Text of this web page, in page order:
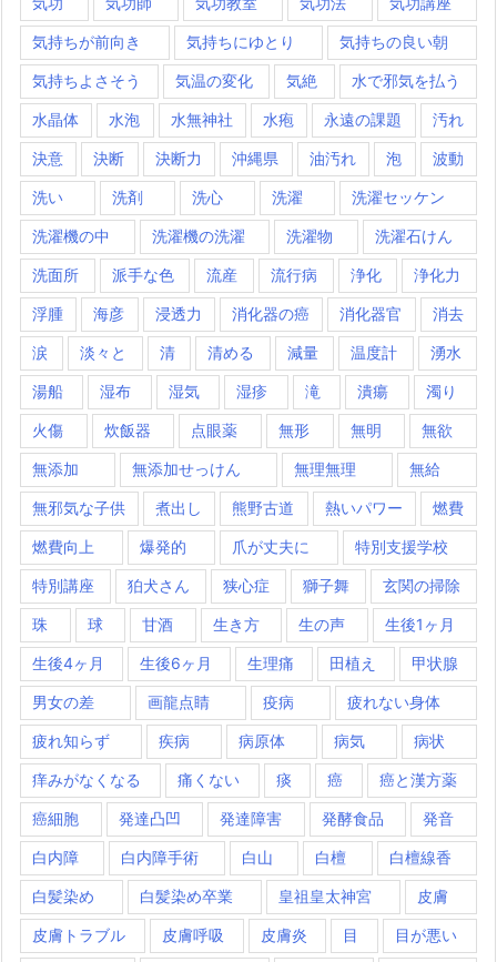
気持ちが前向き 気持ちにゆとり 気持ちの良い朝
気持ちよさそう 気温の変化 気絶 水で邪気を払う
水晶体 水泡 水無神社 水疱 永遠の課題 汚れ
決意 決断 決断力 沖縄県 油汚れ 泡 波動
洗い 洗剤 洗心 洗濯 洗濯セッケン
洗濯機の中 洗濯機の洗濯 洗濯物 洗濯石けん
洗面所 派手な色 流産 流行病 浄化 浄化力
浮腫 海彦 浸透力 消化器の癌 消化器官 消去
涙 淡々と 清 清める 減量 温度計 湧水
湯船 湿布 湿気 湿疹 滝 潰瘍 濁り
火傷 炊飯器 点眼薬 無形 無明 無欲
無添加 無添加せっけん 無理無理 無給
無邪気な子供 煮出し 熊野古道 熱いパワー 燃費
燃費向上 爆発的 爪が丈夫に 特別支援学校
特別講座 狛犬さん 狭心症 獅子舞 玄関の掃除
珠 球 甘酒 生き方 生の声 生後1ヶ月
生後4ヶ月 生後6ヶ月 生理痛 田植え 甲状腺
男女の差 画龍点睛 疫病 疲れない身体
疲れ知らず 疾病 病原体 病気 病状
痒みがなくなる 痛くない 痰 癌 癌と漢方薬
癌細胞 発達凸凹 発達障害 発酵食品 発音
白内障 白内障手術 白山 白檀 白檀線香
白髪染め 白髪染め卒業 皇祖皇太神宮 皮膚
皮膚トラブル 皮膚呼吸 皮膚炎 目 目が悪い